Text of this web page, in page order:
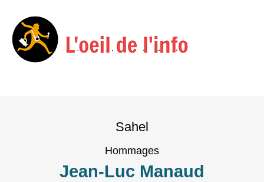
Sahel
Hommages
Jean-Luc Manaud